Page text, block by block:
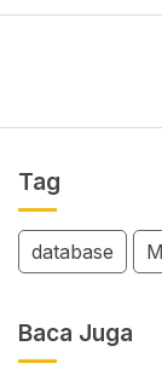
Tag
database
Baca Juga